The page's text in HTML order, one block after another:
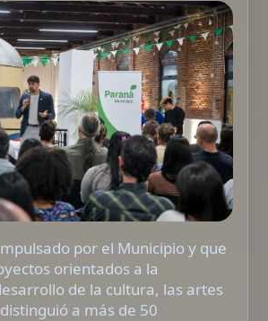
por el Municipio y que
orientados a la
de la cultura, las artes
a más de 50